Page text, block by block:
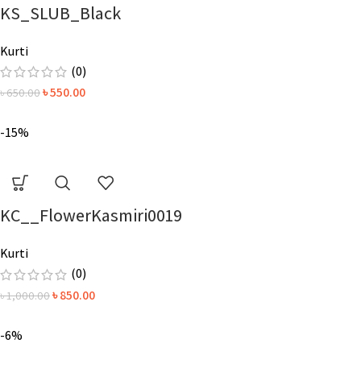
KS_SLUB_Black
Kurti
(0)
৳650.00৳550.00
-15%
KC__FlowerKasmiri0019
Kurti
(0)
৳1,000.00৳850.00
-6%